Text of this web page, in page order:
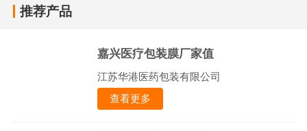
推荐产品
嘉兴医疗包装膜厂家值
江苏华港医药包装有限公司
查看更多